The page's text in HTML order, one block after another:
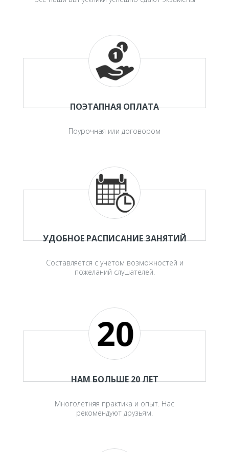
ПОЭТАПНАЯ ОПЛАТА
Поурочная или договором
УДОБНОЕ РАСПИСАНИЕ ЗАНЯТИЙ
Составляется с учетом возможностей и
пожеланий слушателей.
НАМ БОЛЬШЕ 20 ЛЕТ
Многолетняя практика и опыт. Нас
рекомендуют друзьям.